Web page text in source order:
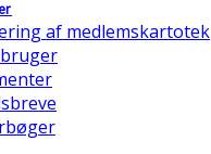
af medlemskartotek